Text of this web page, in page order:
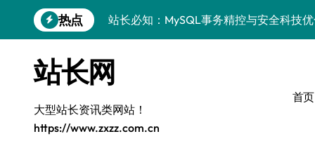
到
热点
站长必知：MySQL事务精控与安全科技
VR开发进阶：巧用MySQL事务控制解锁
科技站长揭秘：MySQL事务控制进阶实
iOS开发进阶：MySQL事务处理科技赋能
站长网
大型站长资讯类网站！
https://www.zxzz.com.cn
首页